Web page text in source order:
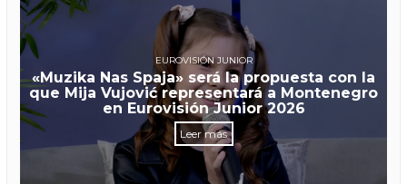
EUROVISIÓN JUNIOR
«Muzika Nas Spaja» será la propuesta con la
que Mija Vujović representará a Montenegro
en Eurovisión Junior 2026
Leer más